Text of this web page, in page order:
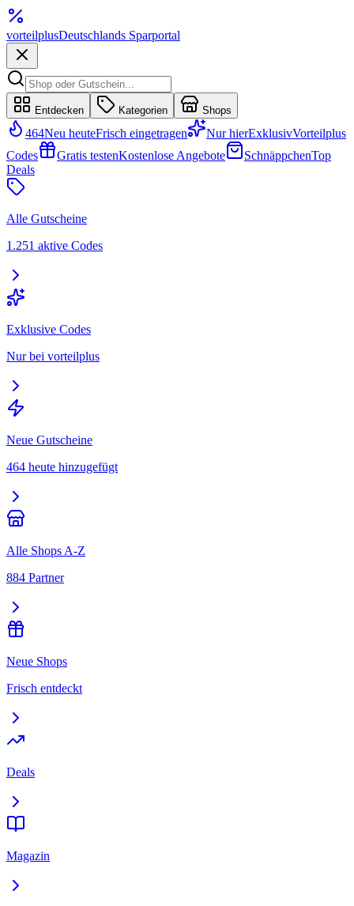
vorteilplusDeutschlands Sparportal
Entdecken Kategorien Shops
464Neu heuteFrisch eingetragen Nur hierExklusivVorteilplus
Codes
Gratis testenKostenlose Angebote SchnäppchenTop
Deals
Alle Gutscheine
1.251 aktive Codes
Exklusive Codes
Nur bei vorteilplus
Neue Gutscheine
464 heute hinzugefügt
Alle Shops A-Z
884 Partner
Neue Shops
Frisch entdeckt
Deals
Magazin